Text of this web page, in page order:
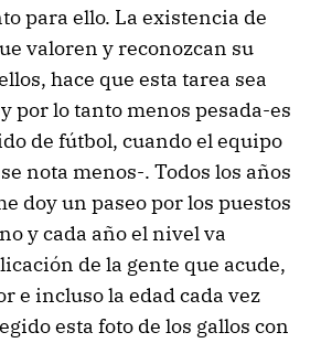
para ello. La existencia de
valoren y reconozcan su
hace que esta tarea sea
por lo tanto menos pesada-es
de fútbol, cuando el equipo
nota menos-. Todos los años
doy un paseo por los puestos
y cada año el nivel va
de la gente que acude,
e incluso la edad cada vez
esta foto de los gallos con